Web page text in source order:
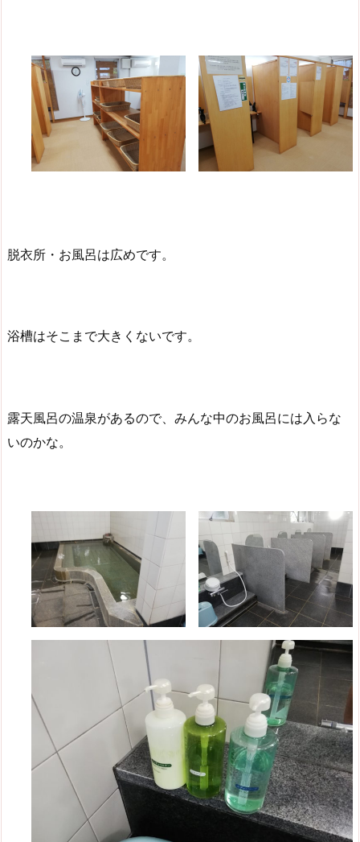
脱衣所・お風呂は広めです。
浴槽はそこまで大きくないです。
露天風呂の温泉があるので、みんな中のお風呂には入らな
いのかな。